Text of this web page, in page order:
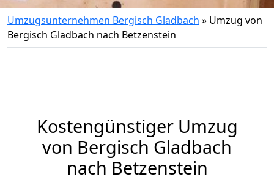
Umzugsunternehmen Bergisch Gladbach » Umzug von
Bergisch Gladbach nach Betzenstein
Kostengünstiger Umzug
von Bergisch Gladbach
nach Betzenstein